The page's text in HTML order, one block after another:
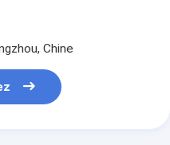
Chine